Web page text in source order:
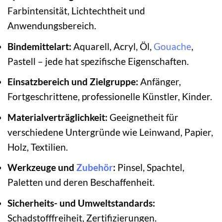
Farbintensität, Lichtechtheit und
Anwendungsbereich.
Bindemittelart: Aquarell, Acryl, Öl, Gouache
Pastell – jede hat spezifische Eigenschaften.
Einsatzbereich und Zielgruppe: Anfänger,
Fortgeschrittene, professionelle Künstler, Kinder.
Materialverträglichkeit: Geeignetheit für
verschiedene Untergründe wie Leinwand, Papier,
Holz, Textilien.
Werkzeuge und Zubehör: Pinsel, Spachtel,
Paletten und deren Beschaffenheit.
Sicherheits- und Umweltstandards:
Schadstofffreiheit, Zertifizierungen.